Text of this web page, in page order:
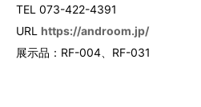
TEL 073-422-4391
URL https://androom.jp/
展示品：RF-004、RF-031